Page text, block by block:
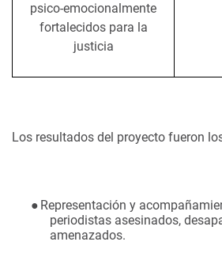
psico-emocionalmente
fortalecidos para la
justicia
Los resultados del proyecto fueron
● Representación y
periodistas asesinados,
amenazados.